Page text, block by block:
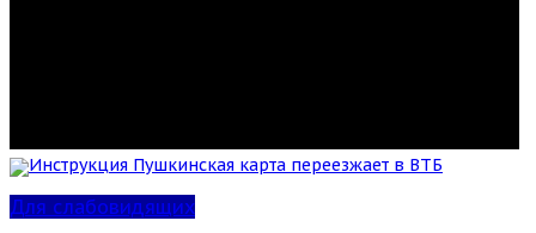
Инструкция Пушкинская карта переезжает в ВТБ
Для слабовидящих